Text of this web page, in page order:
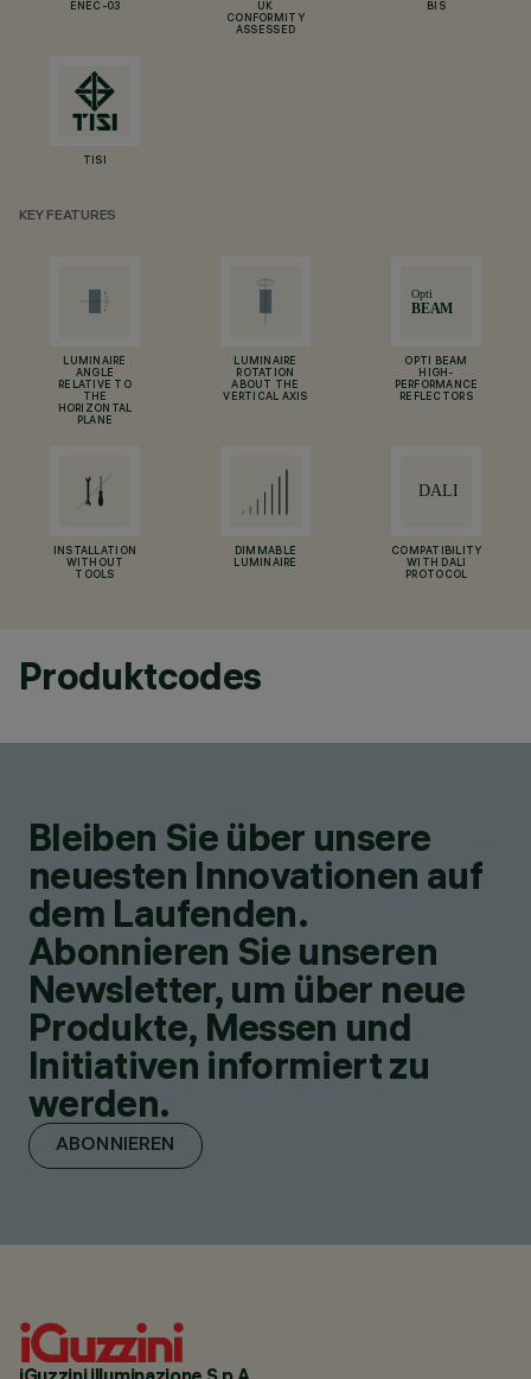
ENEC-03
UK
CONFORMITY
ASSESSED
BIS
TISI
KEY FEATURES
LUMINAIRE
ANGLE
RELATIVE TO
THE
HORIZONTAL
PLANE
LUMINAIRE
ROTATION
ABOUT THE
VERTICAL AXIS
OPTI BEAM
HIGH-
PERFORMANCE
REFLECTORS
INSTALLATION
WITHOUT
TOOLS
DIMMABLE
LUMINAIRE
COMPATIBILITY
WITH DALI
PROTOCOL
Produktcodes
Bleiben Sie über unsere
neuesten Innovationen auf
dem Laufenden.
Abonnieren Sie unseren
Newsletter, um über neue
Produkte, Messen und
Initiativen informiert zu
werden.
ABONNIEREN